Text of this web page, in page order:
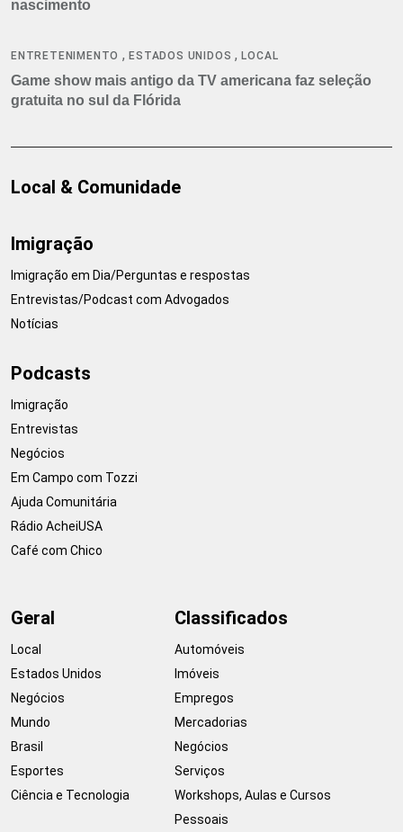
nascimento
ENTRETENIMENTO ,ESTADOS UNIDOS ,LOCAL
Game show mais antigo da TV americana faz seleção
gratuita no sul da Flórida
Local & Comunidade
Imigração
Imigração em Dia/Perguntas e respostas
Entrevistas/Podcast com Advogados
Notícias
Podcasts
Imigração
Entrevistas
Negócios
Em Campo com Tozzi
Ajuda Comunitária
Rádio AcheiUSA
Café com Chico
Geral
Local
Estados Unidos
Negócios
Mundo
Brasil
Esportes
Ciência e Tecnologia
Classificados
Automóveis
Imóveis
Empregos
Mercadorias
Negócios
Serviços
Workshops, Aulas e Cursos
Pessoais